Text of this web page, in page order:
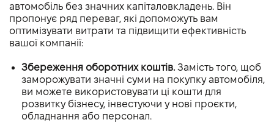
автомобіль без значних капіталовкладень. Він
пропонує ряд переваг, які допоможуть вам
оптимізувати витрати та підвищити ефективність
вашої компанії:
Збереження оборотних коштів. Замість того, щоб
заморожувати значні суми на покупку автомобіля,
ви можете використовувати ці кошти для
розвитку бізнесу, інвестуючи у нові проєкти,
обладнання або персонал.